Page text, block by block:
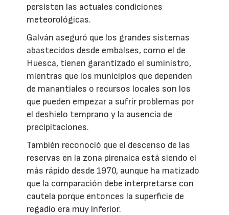
persisten las actuales condiciones
meteorológicas.
Galván aseguró que los grandes sistemas
abastecidos desde embalses, como el de
Huesca, tienen garantizado el suministro,
mientras que los municipios que dependen
de manantiales o recursos locales son los
que pueden empezar a sufrir problemas por
el deshielo temprano y la ausencia de
precipitaciones.
También reconoció que el descenso de las
reservas en la zona pirenaica está siendo el
más rápido desde 1970, aunque ha matizado
que la comparación debe interpretarse con
cautela porque entonces la superficie de
regadío era muy inferior.